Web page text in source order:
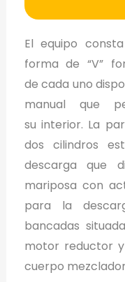
El equipo
forma de “V”
de cada uno
manual que
su interior. La
dos cilindros
descarga que
mariposa con
para la
bancadas
motor reductor
cuerpo